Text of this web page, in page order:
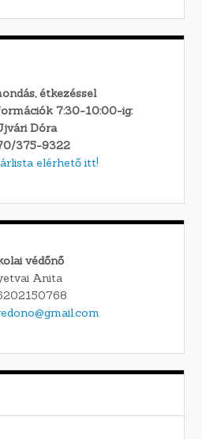
étkezéssel
7:30-10:00-ig:
Dóra
375-9322
elérhető itt!
védőnő
Anita